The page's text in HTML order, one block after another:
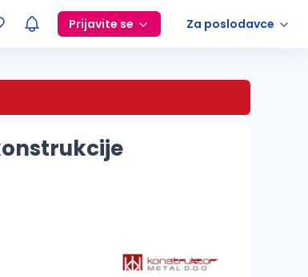
Prijavite se Za poslodavce